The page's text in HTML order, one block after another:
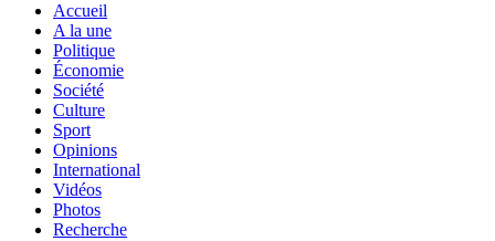
Accueil
A la une
Politique
Économie
Société
Culture
Sport
Opinions
International
Vidéos
Photos
Recherche